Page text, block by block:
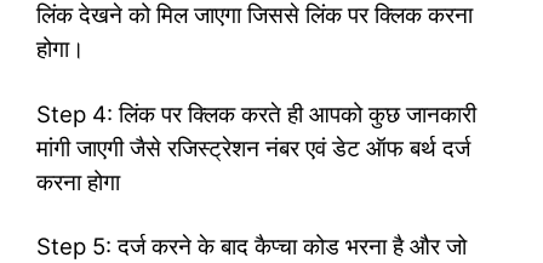
लिंक देखने को मिल जाएगा जिससे लिंक पर क्लिक करना
होगा।
Step 4: लिंक पर क्लिक करते ही आपको कुछ जानकारी
मांगी जाएगी जैसे रजिस्ट्रेशन नंबर एवं डेट ऑफ बर्थ दर्ज
करना होगा
Step 5: दर्ज करने के बाद कैप्चा कोड भरना है और जो